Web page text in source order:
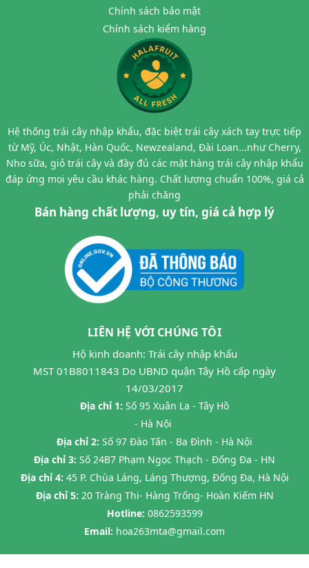
Chính sách bảo mật
Chính sách kiểm hàng
Hệ thống trái cây nhập khẩu, đặc biệt trái cây xách tay trực tiếp
từ Mỹ, Úc, Nhật, Hàn Quốc, Newzealand, Đài Loan...như Cherry,
Nho sữa, giỏ trái cây và đầy đủ các mặt hàng trái cây nhập khẩu
đáp ứng mọi yêu cầu khác hàng. Chất lượng chuẩn 100%, giá cả
phải chăng
Bán hàng chất lượng, uy tín, giá cả hợp lý
LIÊN HỆ VỚI CHÚNG TÔI
Hộ kinh doanh: Trái cây nhập khẩu
MST 01B8011843 Do UBND quận Tây Hồ cấp ngày
14/03/2017
Địa chỉ 1: Số 95 Xuân La - Tây Hồ
- Hà Nội
Địa chỉ 2: Số 97 Đào Tấn - Ba Đình - Hà Nội
Địa chỉ 3: Số 24B7 Phạm Ngọc Thạch - Đống Đa - HN
Địa chỉ 4: 45 P. Chùa Láng, Láng Thượng, Đống Đa, Hà Nội
Địa chỉ 5: 20 Tràng Thi- Hàng Trống- Hoàn Kiếm HN
Hotline: 0862593599
Email: hoa263mta@gmail.com